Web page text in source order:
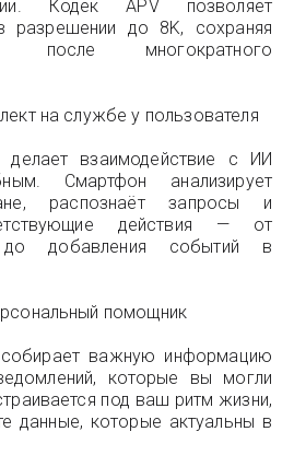
Кодек APV позволяет
разрешении до 8K, сохраняя
после многократного
на службе у пользователя
делает взаимодействие с ИИ
Смартфон анализирует
распознаёт запросы и
действия — от
до добавления событий в
помощник
важную информацию
которые вы могли
под ваш ритм жизни,
данные, которые актуальны в